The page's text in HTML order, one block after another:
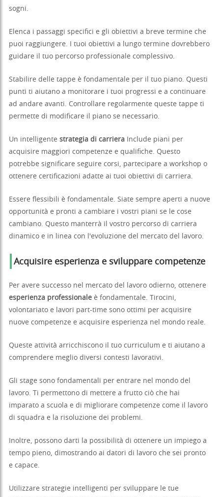
sogni.
Elenca i passaggi specifici e gli obiettivi a breve termine che
puoi raggiungere. I tuoi obiettivi a lungo termine dovrebbero
guidare il tuo percorso professionale complessivo.
Stabilire delle tappe è fondamentale per il tuo piano. Questi
punti ti aiutano a monitorare i tuoi progressi e a continuare
ad andare avanti. Controllare regolarmente queste tappe ti
permette di modificare il piano se necessario.
Un intelligente strategia di carriera Include piani per
acquisire maggiori competenze e qualifiche. Questo
potrebbe significare seguire corsi, partecipare a workshop o
ottenere certificazioni adatte ai tuoi obiettivi di carriera.
Essere flessibili è fondamentale. Siate sempre aperti a nuove
opportunità e pronti a cambiare i vostri piani se le cose
cambiano. Questo manterrà il vostro percorso di carriera
dinamico e in linea con l'evoluzione del mercato del lavoro.
Acquisire esperienza e sviluppare competenze
Per avere successo nel mercato del lavoro odierno, ottenere
esperienza professionale è fondamentale. Tirocini,
volontariato e lavori part-time sono ottimi per acquisire
nuove competenze e acquisire esperienza nel mondo reale.
Queste attività arricchiscono il tuo curriculum e ti aiutano a
comprendere meglio diversi contesti lavorativi.
Gli stage sono fondamentali per entrare nel mondo del
lavoro. Ti permettono di mettere a frutto ciò che hai
imparato a scuola e di migliorare competenze come il lavoro
di squadra e la risoluzione dei problemi.
Inoltre, possono darti la possibilità di ottenere un impiego a
tempo pieno, dimostrando ai datori di lavoro che sei pronto
e capace.
Utilizzare strategie intelligenti per sviluppare le tue